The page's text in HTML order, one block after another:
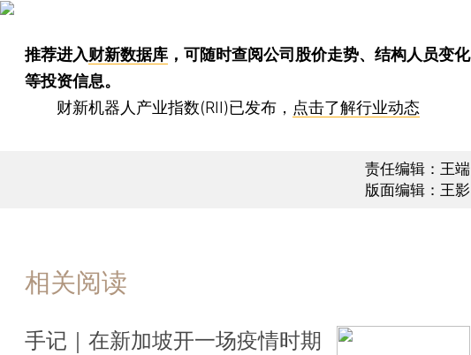
推荐进入财新数据库 ，可随时查阅公司股价走势、结构人员变化
等投资信息。
财新机器人产业指数(RII)已发布， 点击了解行业动态
责任编辑：王端
版面编辑：王影
相关阅读
手记｜在新加坡开一场疫情时期